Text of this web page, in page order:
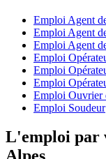
Emploi Agent
Emploi Agent
Emploi Agent
Emploi
Emploi
Emploi
Emploi Ouvrier
Emploi Soudeur
L'emploi par